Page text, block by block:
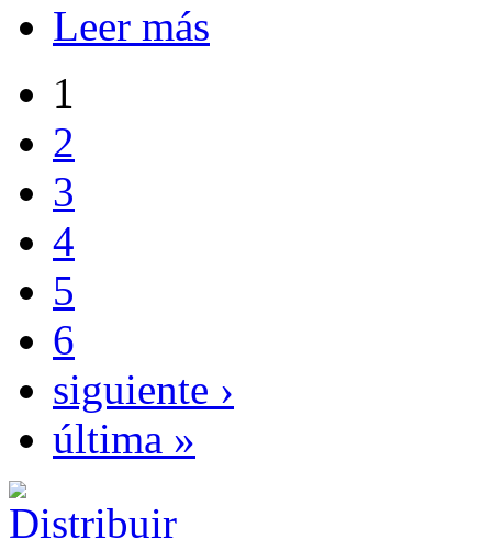
Leer más
1
2
3
4
5
6
siguiente ›
última »